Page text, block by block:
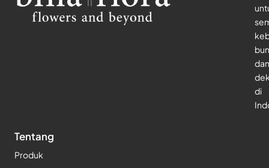
dan
di
Tentang
Produk